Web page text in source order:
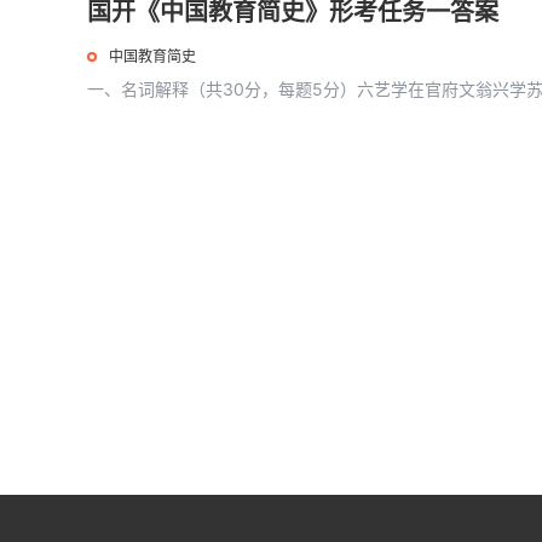
国开《中国教育简史》形考任务一答案
中国教育简史
一、名词解释（共30分，每题5分）六艺学在官府文翁兴学